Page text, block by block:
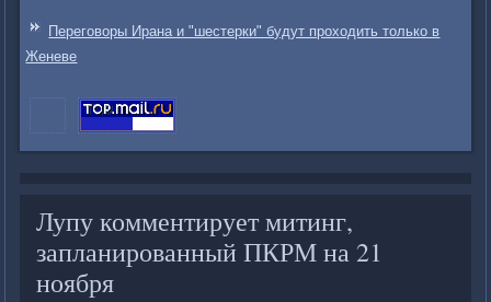
Переговоры Ирана и "шестерки" будут проходить только в
Женеве
Лупу комментирует митинг,
запланированный ПКРМ на 21
ноября